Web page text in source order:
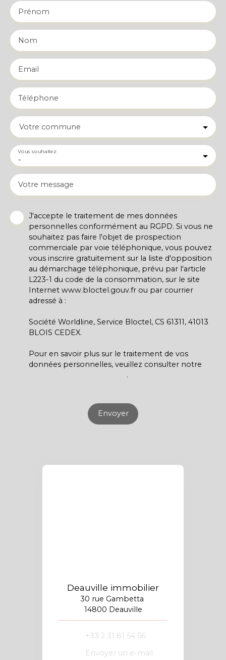
Prénom
Nom
Email
Téléphone
Votre commune
-
Vous souhaitez
Votre message
J'accepte le traitement de mes données
personnelles conformément au RGPD. Si vous ne
souhaitez pas faire l'objet de prospection
commerciale par voie téléphonique, vous pouvez
vous inscrire gratuitement sur la liste d'opposition
au démarchage téléphonique, prévu par l'article
L223-1 du code de la consommation, sur le site
Internet www.bloctel.gouv.fr ou par courrier
adressé à :
Société Worldline, Service Bloctel, CS 61311, 41013
BLOIS CEDEX.
Pour en savoir plus sur le traitement de vos
données personnelles, veuillez consulter notre
.
Envoyer
Deauville immobilier
30 rue Gambetta
14800 Deauville
+33 2 31 81 54 56
Envoyer un e-mail